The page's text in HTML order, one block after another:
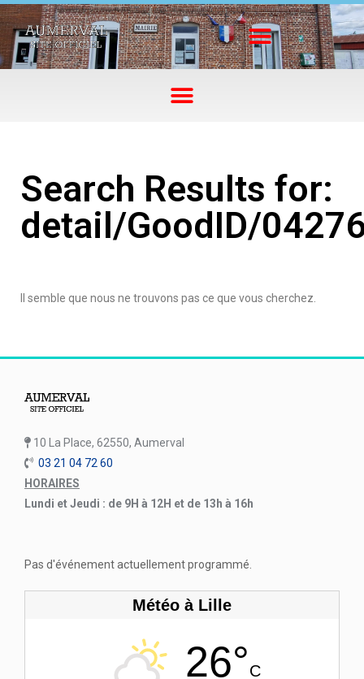
Search Results for:
detail/GoodID/
Il semble que nous ne trouvons pas ce que vous cherchez.
10 La Place, 62550, Aumerval
03 21 04 72 60
HORAIRES
Lundi et Jeudi : de 9H à 12H et de 13h à 16h
Pas d'événement actuellement programmé.
Météo à Lille
26°C